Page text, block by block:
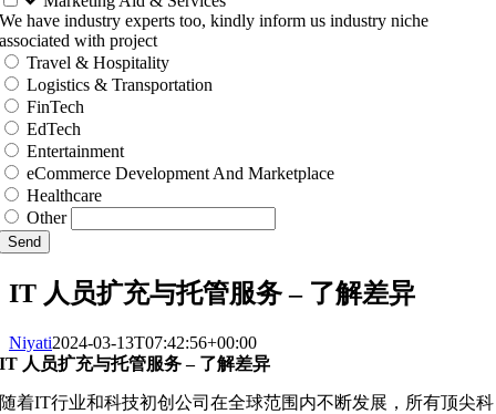
We have industry experts too, kindly inform us industry niche
associated with project
Travel & Hospitality
Logistics & Transportation
FinTech
EdTech
Entertainment
eCommerce Development And Marketplace
Healthcare
Other
Send
IT 人员扩充与托管服务 – 了解差异
Niyati2024-03-13T07:42:56+00:00
IT 人员扩充与托管服务 – 了解差异
随着IT行业和科技初创公司在全球范围内不断发展，所有顶尖科